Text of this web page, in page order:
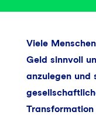
Viele
Geld sinnvoll
anzulegen und